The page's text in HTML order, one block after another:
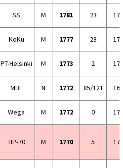
SS M 1781 23
KoKu M 1777 28
PT-Helsinki M 1773 2
MBF N 1772 85/121
Wega M 1772 0
TIP-70 M 1770 5